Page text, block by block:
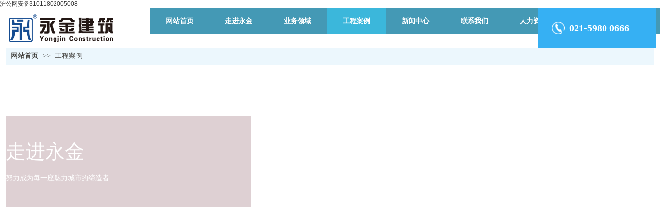
沪公网安备31011802005008
021-5980 0666
网站首页 走进永金 业务领域 工程案例 新闻中心 联系我们 人力资源
网站首页 >> 工程案例
努力成为每一座魅力城市的缔造者
走进永金